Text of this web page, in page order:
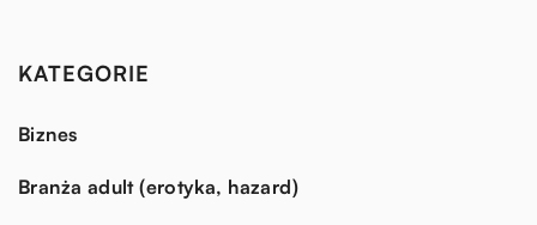
KATEGORIE
Biznes
Branża adult (erotyka, hazard)